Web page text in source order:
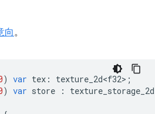
向。
) var tex : texture_2d<f32> ;
) var store :